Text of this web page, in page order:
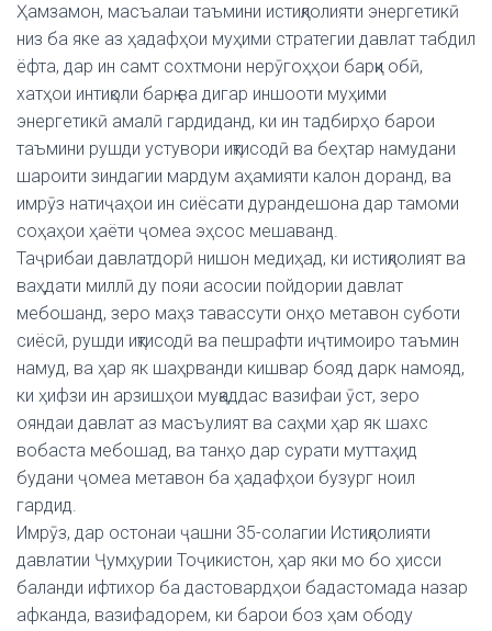
Ҳамзамон, масъалаи таъмини истиқлолияти энергетикӣ
низ ба яке аз ҳадафҳои муҳими стратегии давлат табдил
ёфта, дар ин самт сохтмони нерӯгоҳҳои барқи обӣ,
хатҳои интиқоли барқ ва дигар иншооти муҳими
энергетикӣ амалӣ гардиданд, ки ин тадбирҳо барои
таъмини рушди устувори иқтисодӣ ва беҳтар намудани
шароити зиндагии мардум аҳамияти калон доранд, ва
имрӯз натиҷаҳои ин сиёсати дурандешона дар тамоми
соҳаҳои ҳаёти ҷомеа эҳсос мешаванд.
Таҷрибаи давлатдорӣ нишон медиҳад, ки истиқлолият ва
ваҳдати миллӣ ду пояи асосии пойдории давлат
мебошанд, зеро маҳз тавассути онҳо метавон суботи
сиёсӣ, рушди иқтисодӣ ва пешрафти иҷтимоиро таъмин
намуд, ва ҳар як шаҳрванди кишвар бояд дарк намояд,
ки ҳифзи ин арзишҳои муқаддас вазифаи ӯст, зеро
ояндаи давлат аз масъулият ва саҳми ҳар як шахс
вобаста мебошад, ва танҳо дар сурати муттаҳид
будани ҷомеа метавон ба ҳадафҳои бузург ноил
гардид.
Имрӯз, дар остонаи ҷашни 35-солагии Истиқлолияти
давлатии Ҷумҳурии Тоҷикистон, ҳар яки мо бо ҳисси
баланди ифтихор ба дастовардҳои бадастомада назар
афканда, вазифадорем, ки барои боз ҳам ободу